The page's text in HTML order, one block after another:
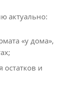
актуально:
«у дома»,
остатков и